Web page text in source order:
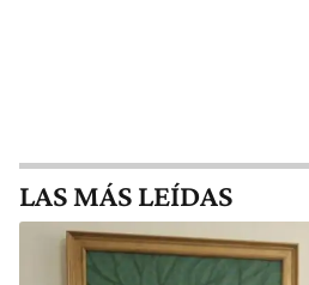
LAS MÁS LEÍDAS